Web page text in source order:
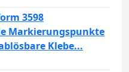
3598
Markierungspunkte
Klebe...